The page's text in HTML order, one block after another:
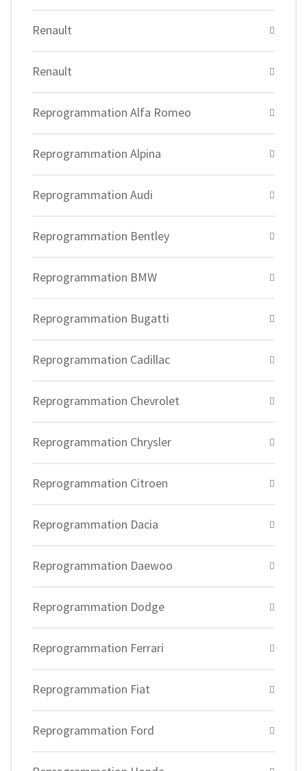
Renault
Renault
Reprogrammation Alfa Romeo
Reprogrammation Alpina
Reprogrammation Audi
Reprogrammation Bentley
Reprogrammation BMW
Reprogrammation Bugatti
Reprogrammation Cadillac
Reprogrammation Chevrolet
Reprogrammation Chrysler
Reprogrammation Citroen
Reprogrammation Dacia
Reprogrammation Daewoo
Reprogrammation Dodge
Reprogrammation Ferrari
Reprogrammation Fiat
Reprogrammation Ford